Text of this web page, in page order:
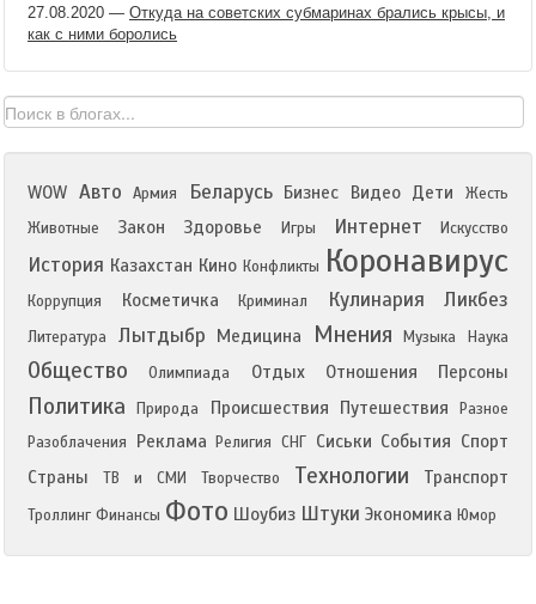
27.08.2020 — Откуда на советских субмаринах брались крысы, и
как с ними боролись
WOW Авто Армия Беларусь Бизнес Видео Дети
Жесть
Животные
Закон Здоровье Игры Интернет Искусство
История Казахстан Кино Конфликты Коронавирус
Коррупция Косметичка Криминал Кулинария Ликбез
Литература Лытдыбр Медицина Мнения Музыка Наука
Общество Олимпиада Отдых Отношения Персоны
Политика Природа Происшествия Путешествия
Разное
Разоблачения
Реклама Религия СНГ Сиськи События Спорт
Страны
ТВ и СМИ Творчество Технологии Транспорт
Троллинг Финансы Фото Шоубиз Штуки Экономика Юмор